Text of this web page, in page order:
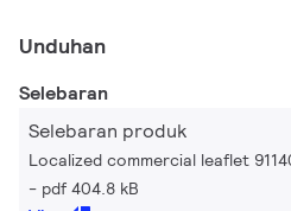
Unduhan
Selebaran
Selebaran produk
Localized commercial leaflet
pdf 404.8 kB